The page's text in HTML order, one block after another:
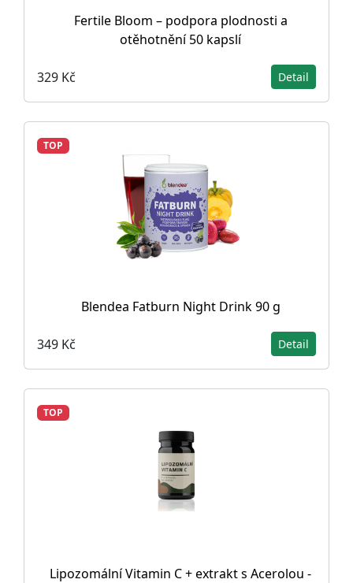
Fertile Bloom – podpora plodnosti a
otěhotnění 50 kapslí
329 Kč Detail
TOP
Blendea Fatburn Night Drink 90 g
349 Kč Detail
TOP
Lipozomální Vitamin C + extrakt s Acerolou -